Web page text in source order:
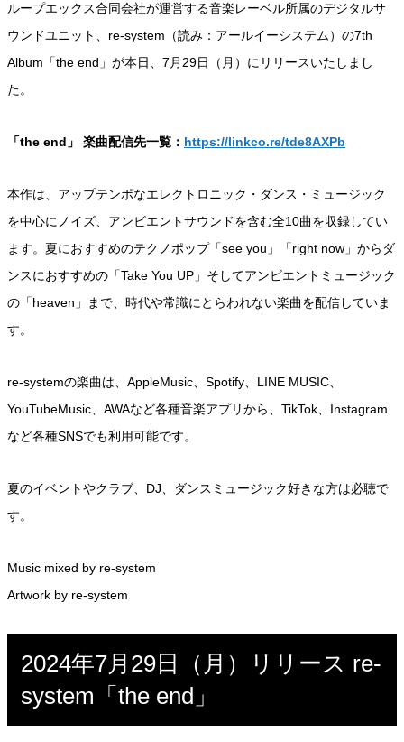
ループエックス合同会社が運営する音楽レーベル所属のデジタルサ
ウンドユニット、re-system（読み：アールイーシステム）の7th
Album「the end」が本日、7月29日（月）にリリースいたしまし
た。
「the end」 楽曲配信先一覧： https://linkco.re/tde8AXPb
本作は、アップテンポなエレクトロニック・ダンス・ミュージック
を中心にノイズ、アンビエントサウンドを含む全10曲を収録してい
ます。夏におすすめのテクノポップ「see you」「right now」からダ
ンスにおすすめの「Take You UP」そしてアンビエントミュージック
の「heaven」まで、時代や常識にとらわれない楽曲を配信していま
す。
re-systemの楽曲は、AppleMusic、Spotify、LINE MUSIC、
YouTubeMusic、AWAなど各種音楽アプリから、TikTok、Instagram
など各種SNSでも利用可能です。
夏のイベントやクラブ、DJ、ダンスミュージック好きな方は必聴で
す。
Music mixed by re-system
Artwork by re-system
2024年7月29日（月）リリース re-
system「the end」